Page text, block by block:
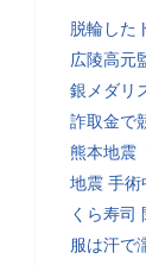
脱輪した
広陵高元
銀メダリ
詐取金で
熊本地震
地震 手術
くら寿司
服は汗で